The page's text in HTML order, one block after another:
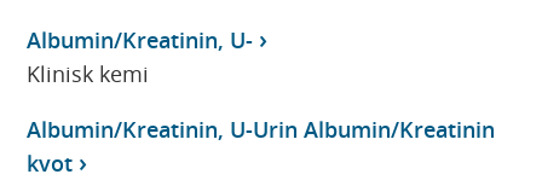
Albumin/Kreatinin, U-
Klinisk kemi
Albumin/Kreatinin, U-Urin Albumin/Kreatinin
kvot